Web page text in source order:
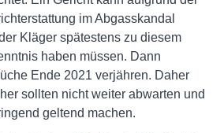
im Abgasskandal
Kläger spätestens zu diesem
haben müssen. Dann
Ende 2021 verjähren. Daher
sollten nicht weiter abwarten und
geltend machen.